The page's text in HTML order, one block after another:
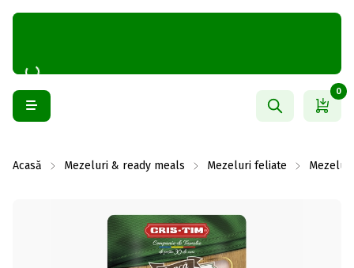
0
Acasă Mezeluri & ready meals Mezeluri feliate